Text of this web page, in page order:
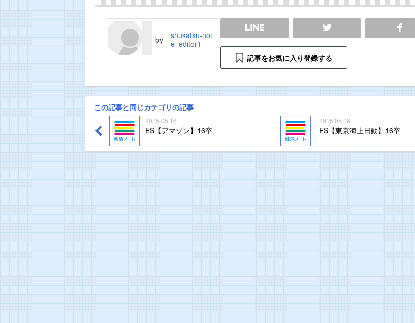
by
shukatsu-not
e_editor1
LINE SHARE
記事をお気に入り登録する
この記事と同じカテゴリの記事
2015.05.16
ES【アマゾン】16卒
2015.05.16
ES【東京海上日動】16卒